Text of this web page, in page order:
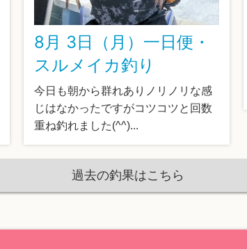
8月 3日（月）一日便・
スルメイカ釣り
今日も朝から群れありノリノリな感
じはなかったですがコツコツと回数
重ね釣れました(^^)...
過去の釣果はこちら